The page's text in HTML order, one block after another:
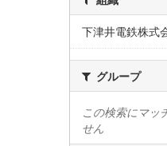
下津井電鉄株式
グループ
この検索にマッ
せん